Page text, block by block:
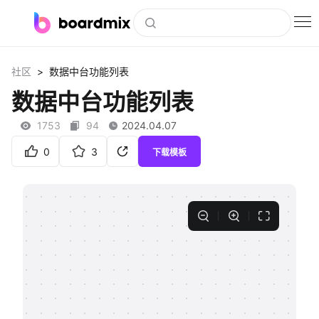
社区资源
下载
私有化部署
客户案例
支持
社区 > 数据中台功能列表
数据中台功能列表
1753 94 2024.04.07
0 3 下载模板